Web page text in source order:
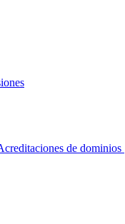
de dominios